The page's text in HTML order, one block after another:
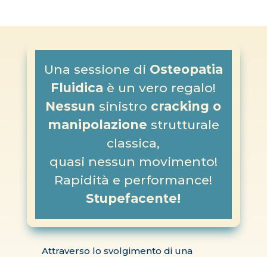
Una sessione di Osteopatia
Fluidica è un vero regalo!
Nessun sinistro cracking o
manipolazione strutturale
classica,
quasi nessun movimento!
Rapidità e performance!
Stupefacente!
Attraverso lo svolgimento di una